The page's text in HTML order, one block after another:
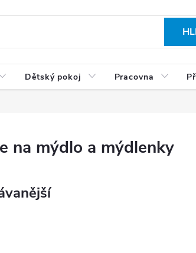
Dětský pokoj Pracovna
na mýdlo a mýdlenky